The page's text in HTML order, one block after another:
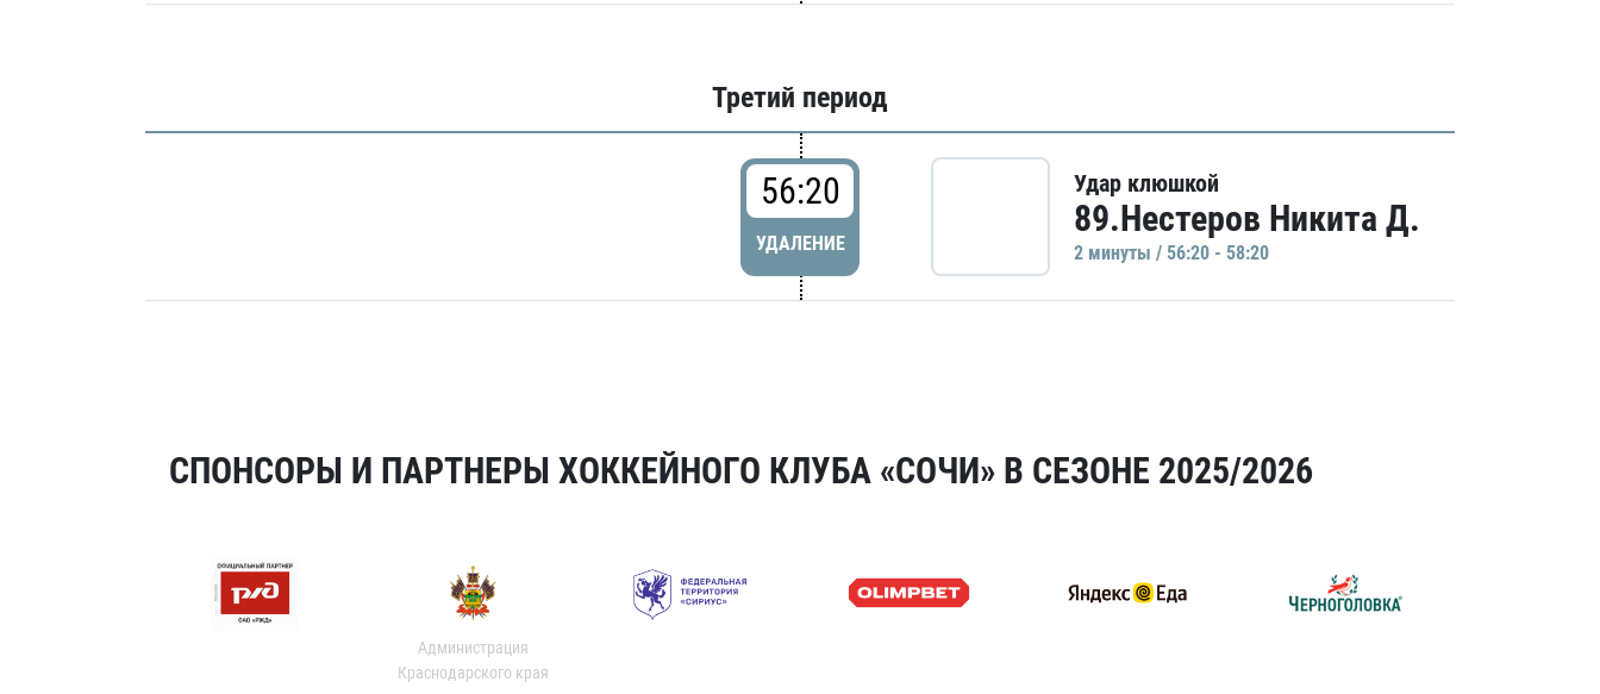
Третий период
56:20
УДАЛЕНИЕ
Удар клюшкой
89.Нестеров Никита Д.
2 минуты / 56:20 - 58:20
СПОНСОРЫ И ПАРТНЕРЫ ХОККЕЙНОГО КЛУБА «СОЧИ» В СЕЗОНЕ 2025/2026
Администрация
Краснодарского края